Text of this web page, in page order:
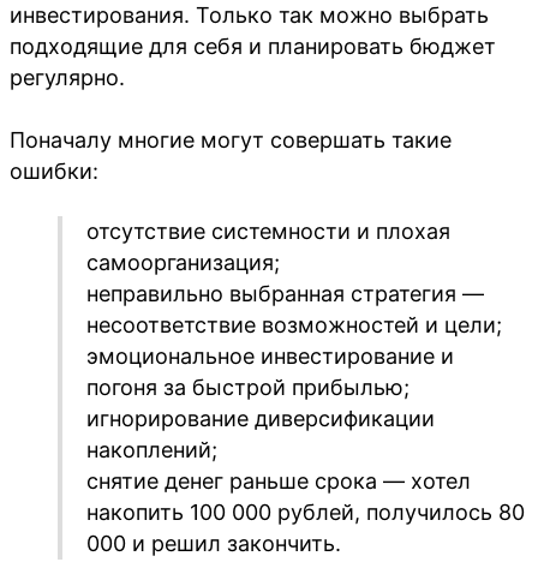
инвестирования. Только так можно выбрать
подходящие для себя и планировать бюджет
регулярно.
Поначалу многие могут совершать такие
ошибки:
отсутствие системности и плохая
самоорганизация;
неправильно выбранная стратегия —
несоответствие возможностей и цели;
эмоциональное инвестирование и
погоня за быстрой прибылью;
игнорирование диверсификации
накоплений;
снятие денег раньше срока — хотел
накопить 100 000 рублей, получилось 80
000 и решил закончить.